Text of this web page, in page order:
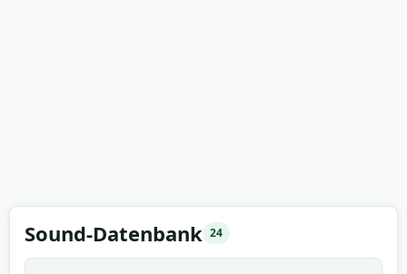
Sound-Datenbank 24